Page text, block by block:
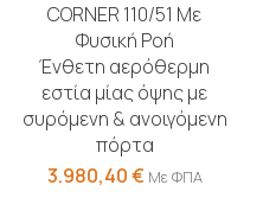
CORNER 110/51 Με
Φυσική Ροή
Ένθετη αερόθερμη
εστία μίας όψης με
συρόμενη & ανοιγόμενη
πόρτα
3.980,40€ Με ΦΠΑ